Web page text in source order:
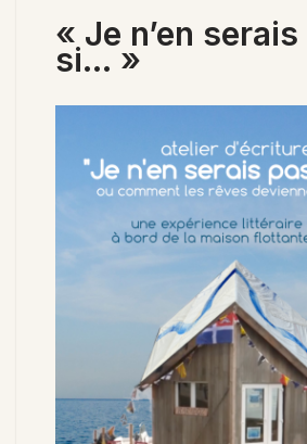
« Je n’en
si… »